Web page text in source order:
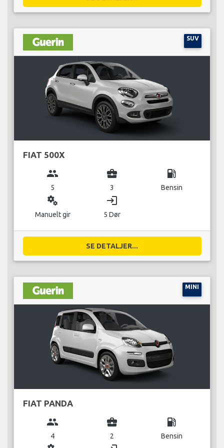
SUV
FIAT 500X
group
5
business_center
3
local_gas_station
Bensin
miscellaneous_services
Manuelt gir
login
5 Dør
SE DETALJER...
MINI
FIAT PANDA
group
4
business_center
2
local_gas_station
Bensin